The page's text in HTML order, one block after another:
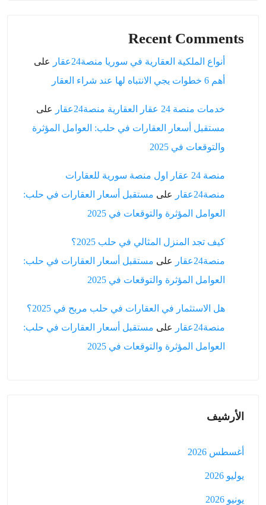
Recent Comments
أنواع الملكية العقارية في سوريا منصة24عقار
على
أهم 6 خطوات يجي الانتباه لها عند شراء العقار
خدمات منصة 24 عقار العقارية منصة24عقار
على
مستقبل أسعار العقارات في حلب: العوامل المؤثرة
والتوقعات في 2025
منصة 24 عقار اول منصة سورية للعقارات
منصة24عقار
على مستقبل أسعار العقارات في حلب:
العوامل المؤثرة والتوقعات في 2025
كيف تجد المنزل المثالي في حلب 2025؟
منصة24عقار
على مستقبل أسعار العقارات في حلب:
العوامل المؤثرة والتوقعات في 2025
هل الاستثمار في العقارات في حلب مربح في 2025؟
منصة24عقار
على مستقبل أسعار العقارات في حلب:
العوامل المؤثرة والتوقعات في 2025
الأرشيف
أغسطس 2026
يوليو 2026
يونيو 2026